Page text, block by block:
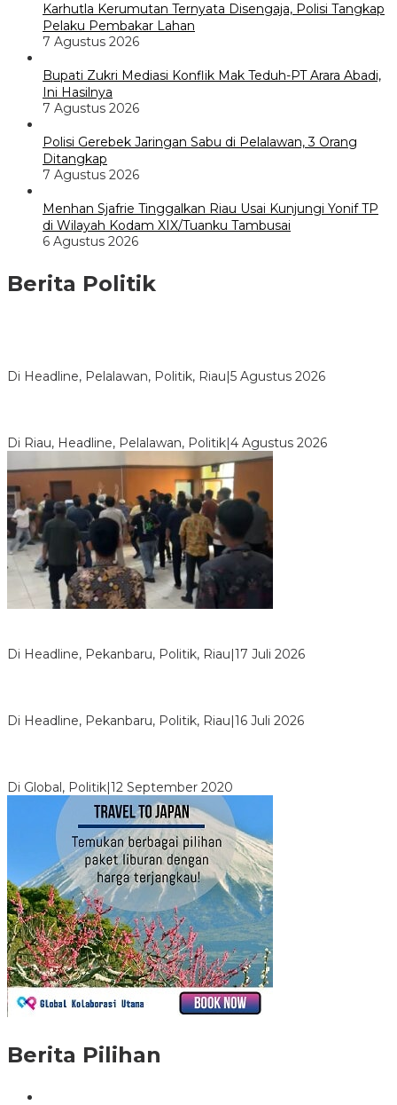
Karhutla Kerumutan Ternyata Disengaja, Polisi Tangkap
Pelaku Pembakar Lahan
7 Agustus 2026
Bupati Zukri Mediasi Konflik Mak Teduh-PT Arara Abadi,
Ini Hasilnya
7 Agustus 2026
Polisi Gerebek Jaringan Sabu di Pelalawan, 3 Orang
Ditangkap
7 Agustus 2026
Menhan Sjafrie Tinggalkan Riau Usai Kunjungi Yonif TP
di Wilayah Kodam XIX/Tuanku Tambusai
6 Agustus 2026
Berita Politik
Di Headline, Pelalawan, Politik, Riau 5 Agustus 2026
Di Riau, Headline, Pelalawan, Politik 4 Agustus 2026
Di Headline, Pekanbaru, Politik, Riau 17 Juli 2026
Di Headline, Pekanbaru, Politik, Riau 16 Juli 2026
Di Global, Politik 12 September 2020
Berita Pilihan